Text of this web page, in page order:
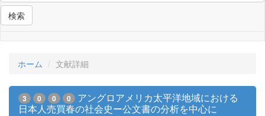
検索
ホーム 文献詳細
3 0 0 0
アングロアメリカ太平洋地域における
日本人売買春の社会史ー公文書の分析を中心に